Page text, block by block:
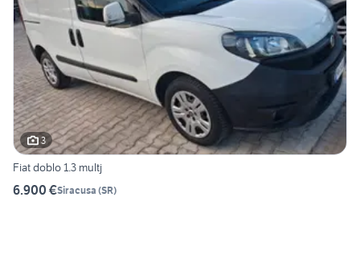
3
Fiat doblo 1.3 multj
6.900 €Siracusa (SR)